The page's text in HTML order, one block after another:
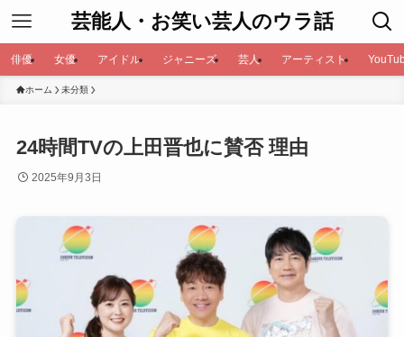
芸能人・お笑い芸人のウラ話
俳優 女優 アイドル ジャニーズ 芸人 アーティスト
ホーム 未分類
24時間TVの上田晋也に賛否 理由
2025年9月3日